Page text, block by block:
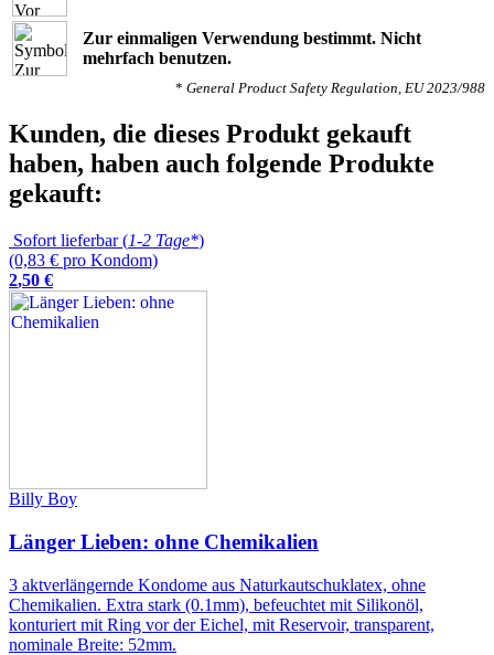
Zur einmaligen Verwendung bestimmt. Nicht
mehrfach benutzen.
* General Product Safety Regulation, EU 2023/988
Kunden, die dieses Produkt gekauft
haben, haben auch folgende Produkte
gekauft:
Sofort lieferbar (1-2 Tage*)
(0,83 € pro Kondom)
2,50 €
Billy Boy
Länger Lieben: ohne Chemikalien
3 aktverlängernde Kondome aus Naturkautschuklatex, ohne
Chemikalien. Extra stark (0.1mm), befeuchtet mit Silikonöl,
konturiert mit Ring vor der Eichel, mit Reservoir, transparent,
nominale Breite: 52mm.